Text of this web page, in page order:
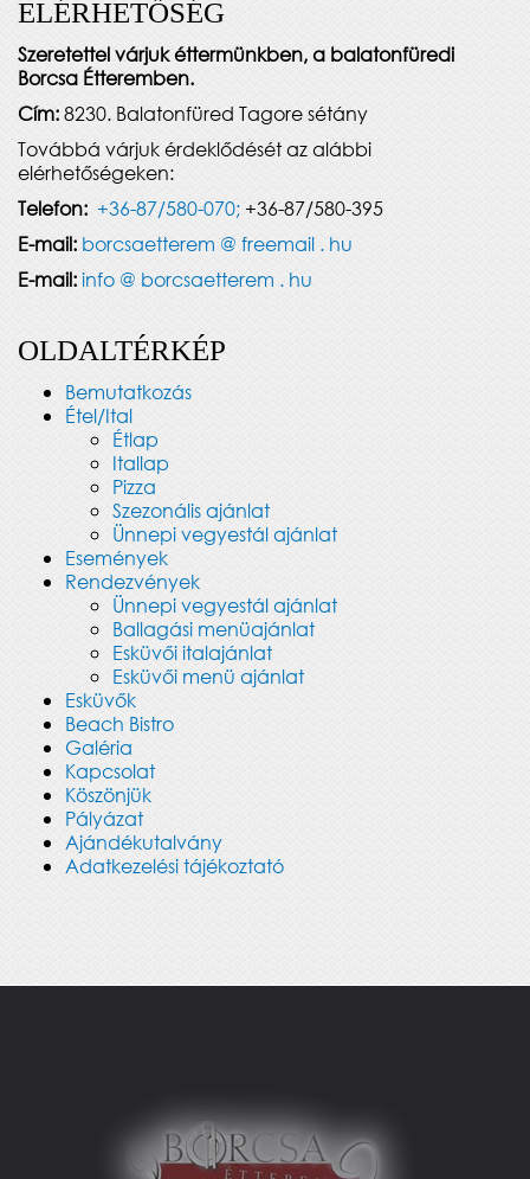
ELÉRHETŐSÉG
Szeretettel várjuk éttermünkben, a balatonfüredi
Borcsa Étteremben.
Cím:8230. Balatonfüred Tagore sétány
Továbbá várjuk érdeklődését az alábbi
elérhetőségeken:
Telefon: +36-87/580-070;+36-87/580-395
E-mail:borcsaetterem @ freemail . hu
E-mail:info @ borcsaetterem . hu
OLDALTÉRKÉP
Bemutatkozás
Étel/Ital
Étlap
Itallap
Pizza
Szezonális ajánlat
Ünnepi vegyestál ajánlat
Események
Rendezvények
Ünnepi vegyestál ajánlat
Ballagási menüajánlat
Esküvői italajánlat
Esküvői menü ajánlat
Esküvők
Beach Bistro
Galéria
Kapcsolat
Köszönjük
Pályázat
Ajándékutalvány
Adatkezelési tájékoztató